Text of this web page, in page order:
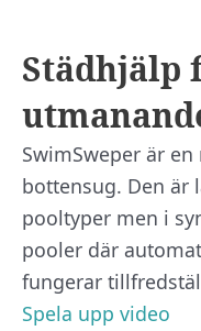
Städhjälp
SwimSweper är
bottensug. Den är
pooltyper men i
pooler där
fungerar
Spela upp video